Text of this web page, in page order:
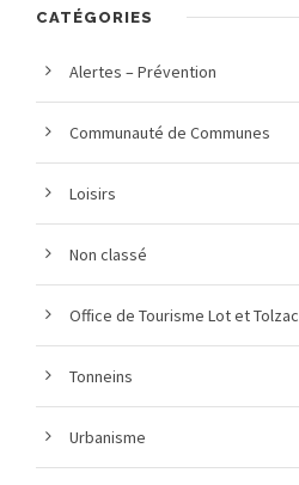
CATÉGORIES
Alertes – Prévention
Communauté de Communes
Loisirs
Non classé
Office de Tourisme Lot et Tolzac
Tonneins
Urbanisme